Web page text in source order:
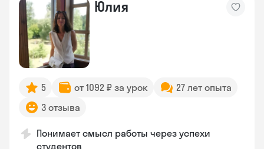
Юлия
5 от 1092 ₽ за урок
27 лет опыта
3 отзыва
Понимает смысл работы через успехи
студентов